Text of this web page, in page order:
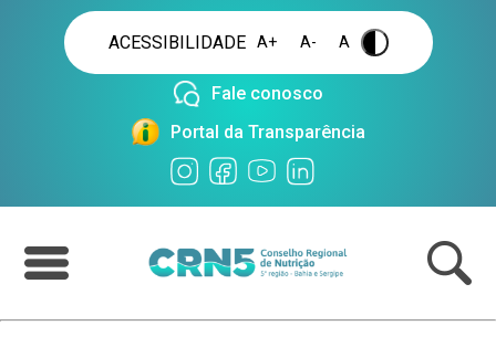
ACESSIBILIDADE A+ A- A .
Fale conosco
Portal da Transparência